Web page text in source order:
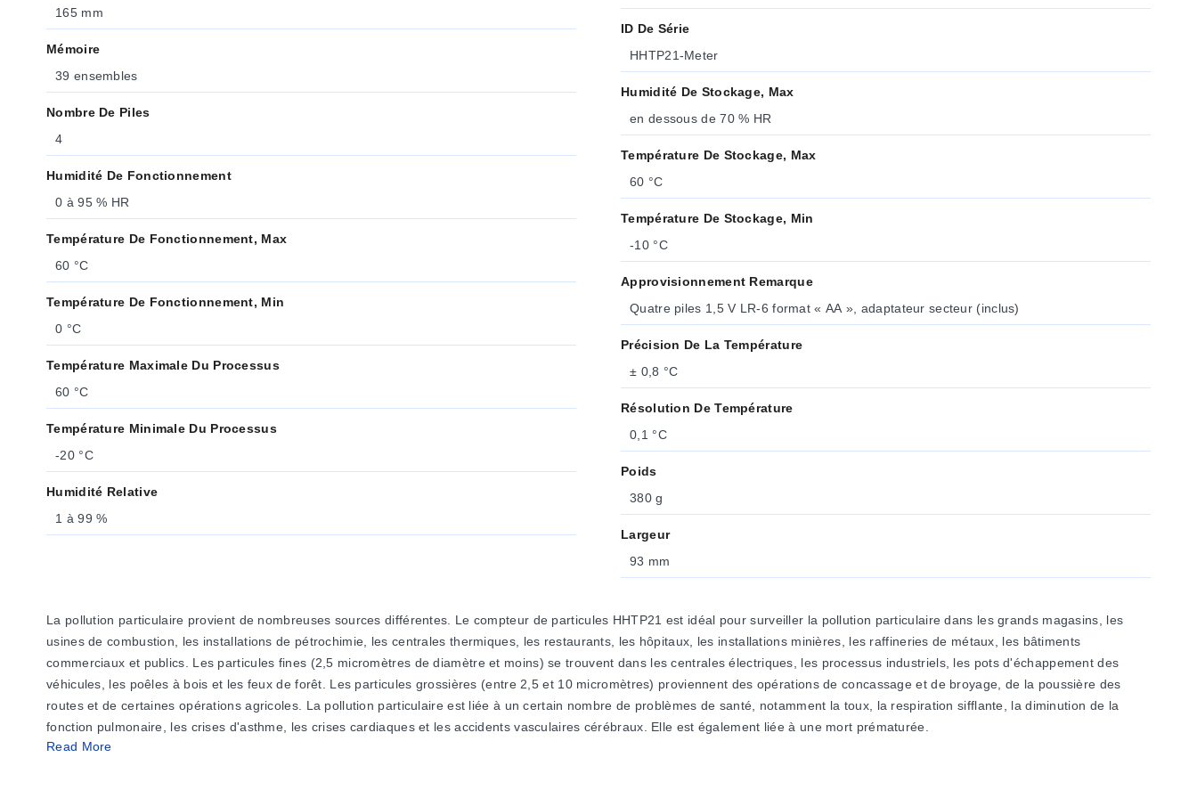
165 mm
Mémoire
39 ensembles
Nombre De Piles
4
Humidité De Fonctionnement
0 à 95 % HR
Température De Fonctionnement, Max
60 °C
Température De Fonctionnement, Min
0 °C
Température Maximale Du Processus
60 °C
Température Minimale Du Processus
-20 °C
Humidité Relative
1 à 99 %
ID De Série
HHTP21-Meter
Humidité De Stockage, Max
en dessous de 70 % HR
Température De Stockage, Max
60 °C
Température De Stockage, Min
-10 °C
Approvisionnement Remarque
Quatre piles 1,5 V LR-6 format « AA », adaptateur secteur (inclus)
Précision De La Température
± 0,8 °C
Résolution De Température
0,1 °C
Poids
380 g
Largeur
93 mm
La pollution particulaire provient de nombreuses sources différentes. Le compteur de particules HHTP21 est idéal pour surveiller la pollution particulaire dans les grands magasins, les
usines de combustion, les installations de pétrochimie, les centrales thermiques, les restaurants, les hôpitaux, les installations minières, les raffineries de métaux, les bâtiments
commerciaux et publics. Les particules fines (2,5 micromètres de diamètre et moins) se trouvent dans les centrales électriques, les processus industriels, les pots d'échappement des
véhicules, les poêles à bois et les feux de forêt. Les particules grossières (entre 2,5 et 10 micromètres) proviennent des opérations de concassage et de broyage, de la poussière des
routes et de certaines opérations agricoles. La pollution particulaire est liée à un certain nombre de problèmes de santé, notamment la toux, la respiration sifflante, la diminution de la
fonction pulmonaire, les crises d'asthme, les crises cardiaques et les accidents vasculaires cérébraux. Elle est également liée à une mort prématurée.
Read More